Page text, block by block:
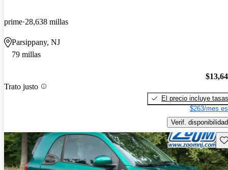
prime 28,638 millas
Parsippany, NJ
79 millas
Trato justo
El precio incluye tasas
$263/mes
Verif. disponibilidad